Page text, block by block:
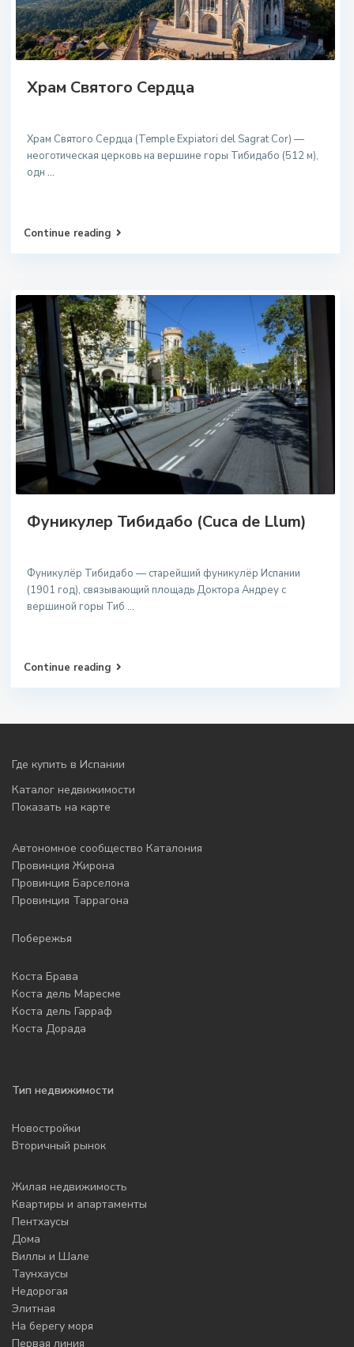
Храм Святого Сердца
Храм Святого Сердца (Temple Expiatori del Sagrat Cor) —
неоготическая церковь на вершине горы Тибидабо (512 м),
одн ...
Continue reading
Фуникулер Тибидабо (Cuca de Llum)
Фуникулёр Тибидабо — старейший фуникулёр Испании
(1901 год), связывающий площадь Доктора Андреу с
вершиной горы Тиб ...
Continue reading
Где купить в Испании
Каталог недвижимости
Показать на карте
Автономное сообщество Каталония
Провинция Жирона
Провинция Барселона
Провинция Таррагона
Побережья
Коста Брава
Коста дель Маресме
Коста дель Гарраф
Коста Дорада
Тип недвижимости
Новостройки
Вторичный рынок
Жилая недвижимость
Квартиры и апартаменты
Пентхаусы
Дома
Виллы и Шале
Таунхаусы
Недорогая
Элитная
На берегу моря
Первая линия